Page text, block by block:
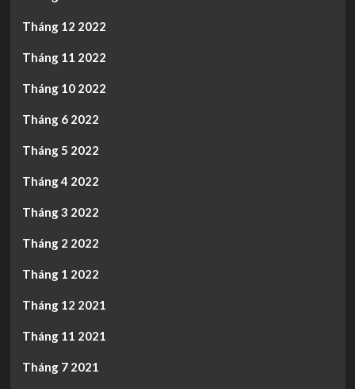
Tháng 12 2022
Tháng 11 2022
Tháng 10 2022
Tháng 6 2022
Tháng 5 2022
Tháng 4 2022
Tháng 3 2022
Tháng 2 2022
Tháng 1 2022
Tháng 12 2021
Tháng 11 2021
Tháng 7 2021